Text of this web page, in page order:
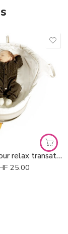
Habillage pour relax transat Bounce ‘n’ Sleep Stokke *
25.00